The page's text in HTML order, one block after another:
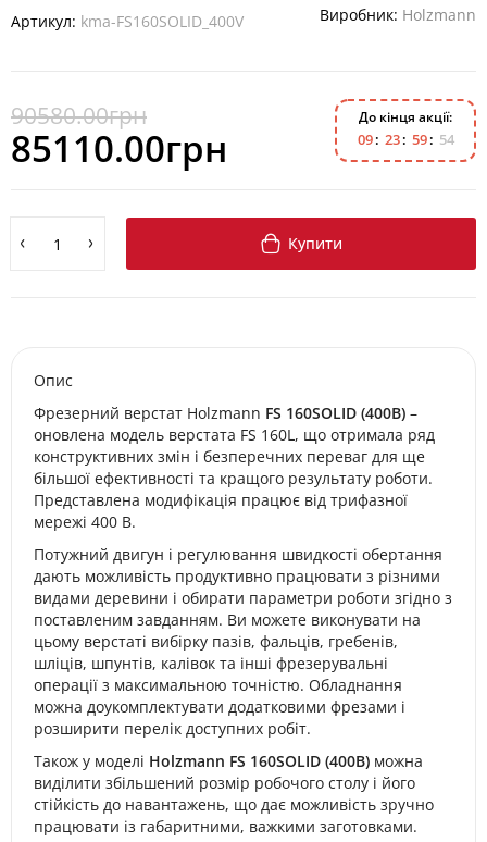
Артикул: kma-FS160SOLID_400V Виробник: Holzmann
90580.00грн
85110.00грн
До кінця акції:
09 23 59 53
Купити
Опис
Фрезерний верстат Holzmann FS 160SOLID (400В) –
оновлена модель верстата FS 160L, що отримала ряд
конструктивних змін і безперечних переваг для ще
більшої ефективності та кращого результату роботи.
Представлена модифікація працює від трифазної
мережі 400 В.
Потужний двигун і регулювання швидкості обертання
дають можливість продуктивно працювати з різними
видами деревини і обирати параметри роботи згідно з
поставленим завданням. Ви можете виконувати на
цьому верстаті вибірку пазів, фальців, гребенів,
шліців, шпунтів, калівок та інші фрезерувальні
операції з максимальною точністю. Обладнання
можна доукомплектувати додатковими фрезами і
розширити перелік доступних робіт.
Також у моделі Holzmann FS 160SOLID (400В) можна
виділити збільшений розмір робочого столу і його
стійкість до навантажень, що дає можливість зручно
працювати із габаритними, важкими заготовками.